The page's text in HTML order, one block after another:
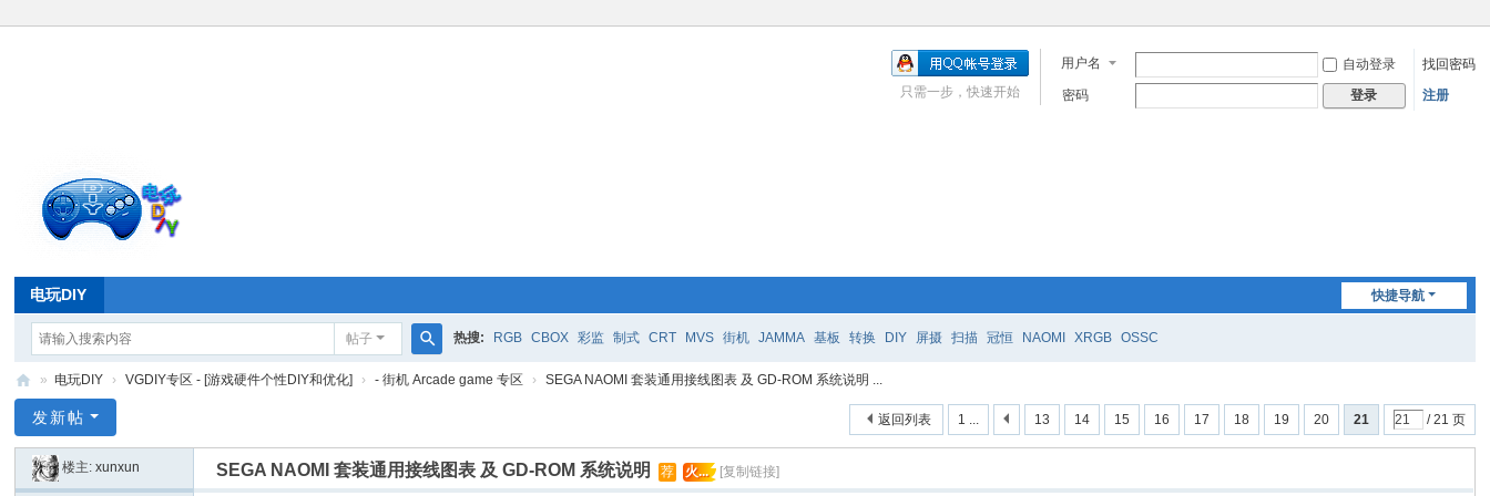
用户名 自动登录
找回密码
密码
登录 注册
只需一步，快速开始
快捷导航
电玩DIY
帖子
搜
热搜: RGB CBOX 彩监 制式 CRT MVS 街机 JAMMA 基板 转换 DIY 屏摄 扫描 冠恒 NAOMI XRGB OSSC
玩
» 电玩DIY › VGDIY专区 - [游戏硬件个性DIY和优化] › - 街机 Arcade game 专区 › SEGA NAOMI 套装通用接线图表 及 GD-ROM 系统说明 ...
1 ... 13 14 15 16 17 18 19 20 21 / 21 页
返回列表
发新帖
楼主:xunxun SEGA NAOMI 套装通用接线图表 及 GD-ROM 系统说明 荐 火... [复制链接]